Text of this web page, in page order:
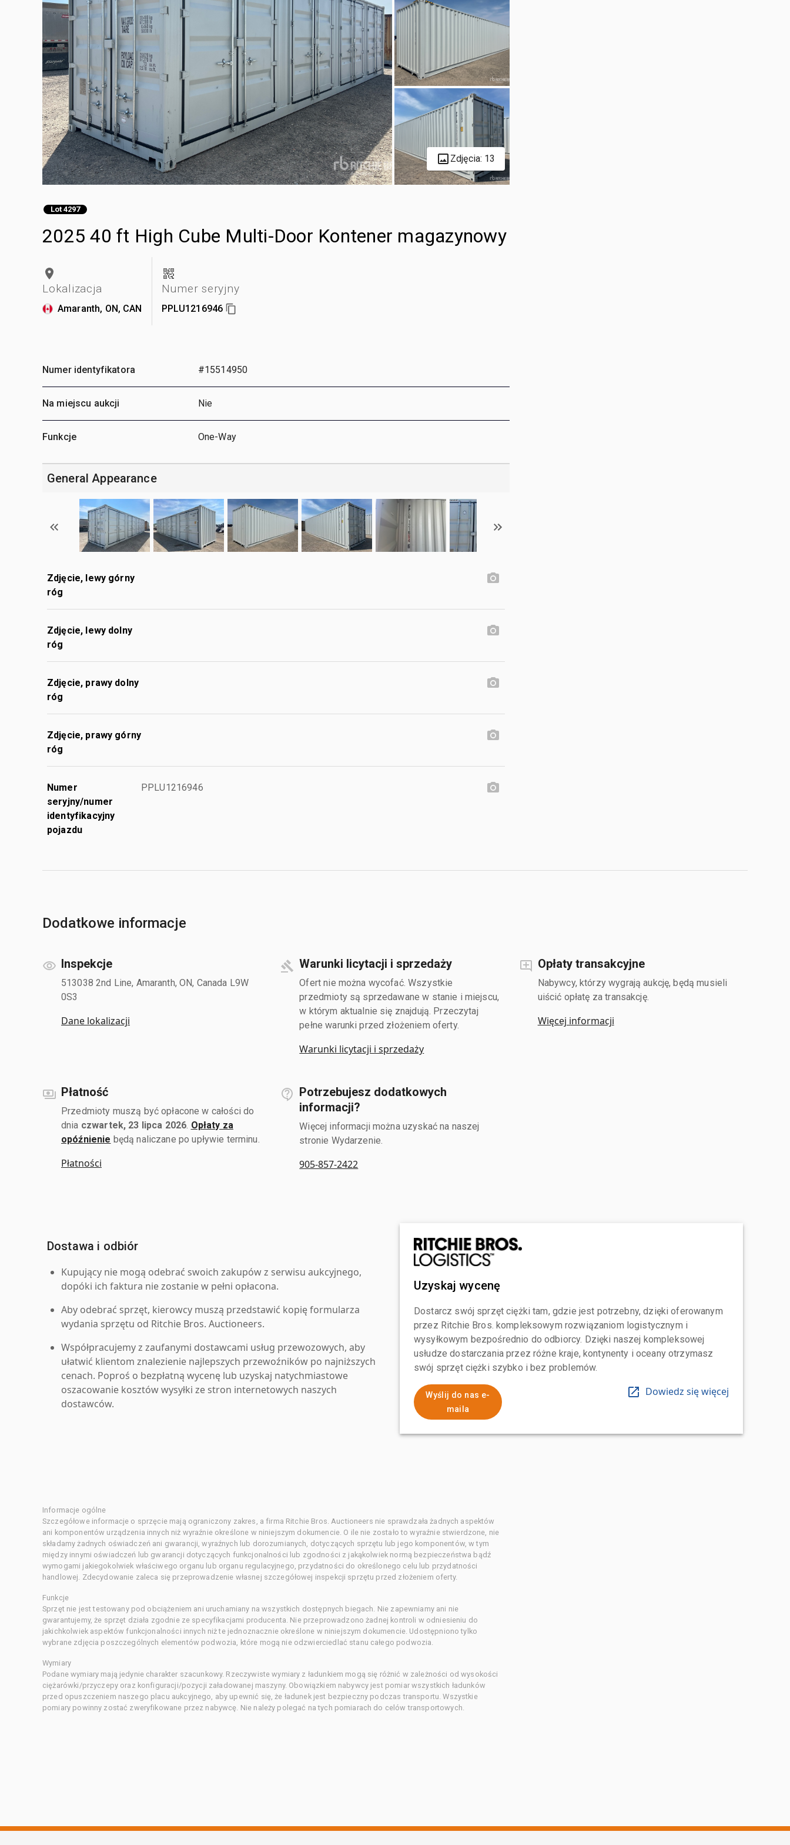
Zdjęcia: 13
Lot 4297
2025 40 ft High Cube Multi-Door Kontener magazynowy
Lokalizacja
Amaranth, ON, CAN
Numer seryjny
PPLU1216946
Numer identyfikatora #15514950
Na miejscu aukcji Nie
Funkcje One-Way
General Appearance
Zdjęcie, lewy górny
róg
Zdjęcie, lewy dolny
róg
Zdjęcie, prawy dolny
róg
Zdjęcie, prawy górny
róg
Numer
seryjny/numer
identyfikacyjny
pojazdu
PPLU1216946
Dodatkowe informacje
Inspekcje
513038 2nd Line, Amaranth, ON, Canada L9W
0S3
Dane lokalizacji
Warunki licytacji i sprzedaży
Ofert nie można wycofać. Wszystkie
przedmioty są sprzedawane w stanie i miejscu,
w którym aktualnie się znajdują. Przeczytaj
pełne warunki przed złożeniem oferty.
Warunki licytacji i sprzedaży
Opłaty transakcyjne
Nabywcy, którzy wygrają aukcję, będą musieli
uiścić opłatę za transakcję.
Więcej informacji
Płatność
Przedmioty muszą być opłacone w całości do
dnia czwartek, 23 lipca 2026 Opłaty za
opóźnienie będą naliczane po upływie terminu.
Płatności
Potrzebujesz dodatkowych
informacji?
Więcej informacji można uzyskać na naszej
stronie Wydarzenie.
905-857-2422
Dostawa i odbiór
Kupujący nie mogą odebrać swoich zakupów z serwisu aukcyjnego,
dopóki ich faktura nie zostanie w pełni opłacona.
Aby odebrać sprzęt, kierowcy muszą przedstawić kopię formularza
wydania sprzętu od Ritchie Bros. Auctioneers.
Współpracujemy z zaufanymi dostawcami usług przewozowych, aby
ułatwić klientom znalezienie najlepszych przewoźników po najniższych
cenach. Poproś o bezpłatną wycenę lub uzyskaj natychmiastowe
oszacowanie kosztów wysyłki ze stron internetowych naszych
dostawców.
Uzyskaj wycenę
Dostarcz swój sprzęt ciężki tam, gdzie jest potrzebny, dzięki oferowanym
przez Ritchie Bros. kompleksowym rozwiązaniom logistycznym i
wysyłkowym bezpośrednio do odbiorcy. Dzięki naszej kompleksowej
usłudze dostarczania przez różne kraje, kontynenty i oceany otrzymasz
swój sprzęt ciężki szybko i bez problemów.
Wyślij do nas e-
maila
Dowiedz się więcej
Informacje ogólne
Szczegółowe informacje o sprzęcie mają ograniczony zakres, a firma Ritchie Bros. Auctioneers nie sprawdzała żadnych aspektów
ani komponentów urządzenia innych niż wyraźnie określone w niniejszym dokumencie. O ile nie zostało to wyraźnie stwierdzone, nie
składamy żadnych oświadczeń ani gwarancji, wyraźnych lub dorozumianych, dotyczących sprzętu lub jego komponentów, w tym
między innymi oświadczeń lub gwarancji dotyczących funkcjonalności lub zgodności z jakąkolwiek normą bezpieczeństwa bądź
wymogami jakiegokolwiek właściwego organu lub organu regulacyjnego, przydatności do określonego celu lub przydatności
handlowej. Zdecydowanie zaleca się przeprowadzenie własnej szczegółowej inspekcji sprzętu przed złożeniem oferty.
Funkcje
Sprzęt nie jest testowany pod obciążeniem ani uruchamiany na wszystkich dostępnych biegach. Nie zapewniamy ani nie
gwarantujemy, że sprzęt działa zgodnie ze specyfikacjami producenta. Nie przeprowadzono żadnej kontroli w odniesieniu do
jakichkolwiek aspektów funkcjonalności innych niż te jednoznacznie określone w niniejszym dokumencie. Udostępniono tylko
wybrane zdjęcia poszczególnych elementów podwozia, które mogą nie odzwierciedlać stanu całego podwozia.
Wymiary
Podane wymiary mają jedynie charakter szacunkowy. Rzeczywiste wymiary z ładunkiem mogą się różnić w zależności od wysokości
ciężarówki/przyczepy oraz konfiguracji/pozycji załadowanej maszyny. Obowiązkiem nabywcy jest pomiar wszystkich ładunków
przed opuszczeniem naszego placu aukcyjnego, aby upewnić się, że ładunek jest bezpieczny podczas transportu. Wszystkie
pomiary powinny zostać zweryfikowane przez nabywcę. Nie należy polegać na tych pomiarach do celów transportowych.